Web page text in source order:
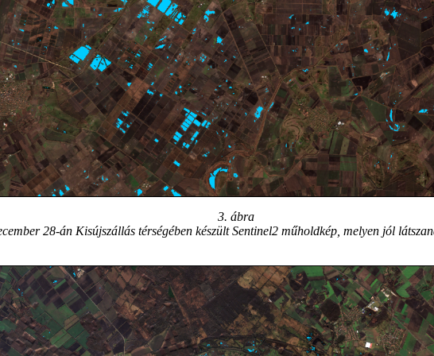
3. ábra
28-án Kisújszállás térségében készült Sentinel2 műholdkép, melyen jól